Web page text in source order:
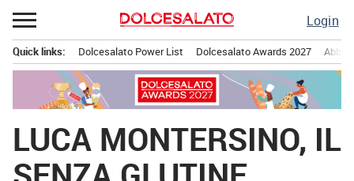
Passa
al
contenuto
Login
principale
Quick links: Dolcesalato Power List Dolcesalato Awards 2027
LUCA MONTERSINO, IL